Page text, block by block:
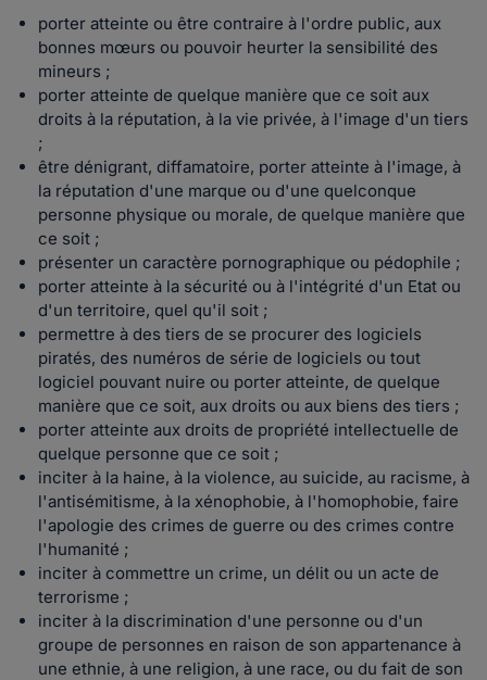
porter atteinte ou être contraire à l'ordre public, aux
bonnes mœurs ou pouvoir heurter la sensibilité des
mineurs ;
porter atteinte de quelque manière que ce soit aux
droits à la réputation, à la vie privée, à l'image d'un tiers
;
être dénigrant, diffamatoire, porter atteinte à l'image, à
la réputation d'une marque ou d'une quelconque
personne physique ou morale, de quelque manière que
ce soit ;
présenter un caractère pornographique ou pédophile ;
porter atteinte à la sécurité ou à l'intégrité d'un Etat ou
d'un territoire, quel qu'il soit ;
permettre à des tiers de se procurer des logiciels
piratés, des numéros de série de logiciels ou tout
logiciel pouvant nuire ou porter atteinte, de quelque
manière que ce soit, aux droits ou aux biens des tiers ;
porter atteinte aux droits de propriété intellectuelle de
quelque personne que ce soit ;
inciter à la haine, à la violence, au suicide, au racisme, à
l'antisémitisme, à la xénophobie, à l'homophobie, faire
l'apologie des crimes de guerre ou des crimes contre
l'humanité ;
inciter à commettre un crime, un délit ou un acte de
terrorisme ;
inciter à la discrimination d'une personne ou d'un
groupe de personnes en raison de son appartenance à
une ethnie, à une religion, à une race, ou du fait de son